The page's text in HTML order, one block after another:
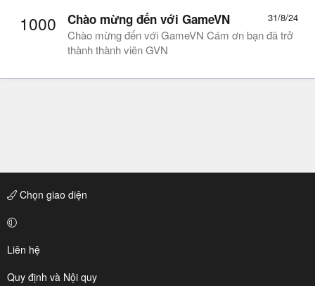
1000 31/8/24
Chào mừng đến với GameVN
Chào mừng đến với GameVN Cám ơn bạn đã trở
thành thành viên GVN
Chọn giao diện
Liên hệ
Quy định và Nội quy